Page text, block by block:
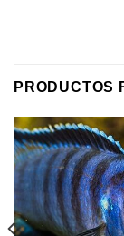
PRODUCTOS